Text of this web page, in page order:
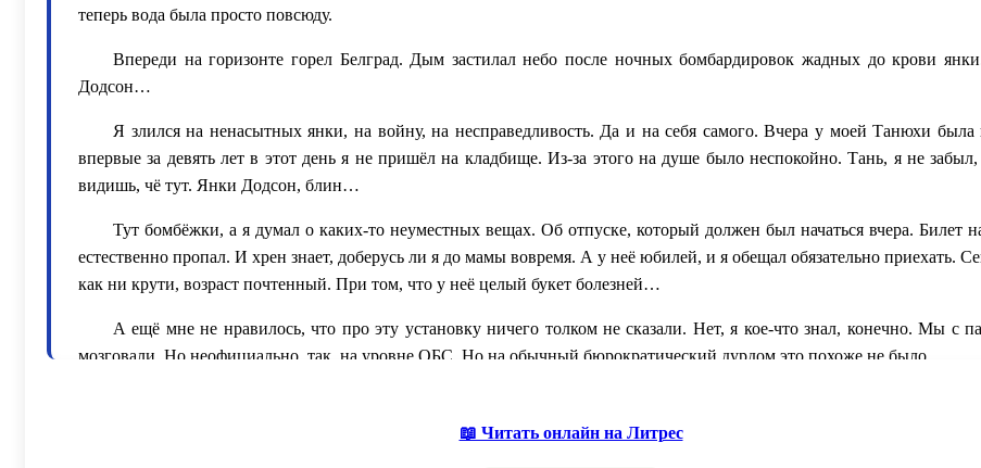
теперь вода была просто повсюду.
Впереди на горизонте горел Белград. Дым застилал небо после ночных бомбардировок жадных до крови
Додсон…
Я злился на ненасытных янки, на войну, на несправедливость. Да и на себя самого. Вчера у моей Танюхи
впервые за девять лет в этот день я не пришёл на кладбище. Из-за этого на душе было неспокойно. Тань, я не забыл,
видишь, чё тут. Янки Додсон, блин…
Тут бомбёжки, а я думал о каких-то неуместных вещах. Об отпуске, который должен был начаться вчера. Билет
естественно пропал. И хрен знает, доберусь ли я до мамы вовремя. А у неё юбилей, и я обещал обязательно приехать.
как ни крути, возраст почтенный. При том, что у неё целый букет болезней…
А ещё мне не нравилось, что про эту установку ничего толком не сказали. Нет, я кое-что знал, конечно. Мы с
мозговали. Но неофициально, так, на уровне ОБС. Но на обычный бюрократический дурдом это похоже не было.
📖 Читать онлайн на Литрес